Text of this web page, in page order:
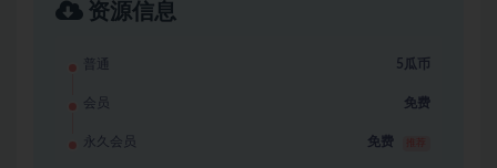
资源信息
普通 5瓜币
会员 免费
永久会员 免费